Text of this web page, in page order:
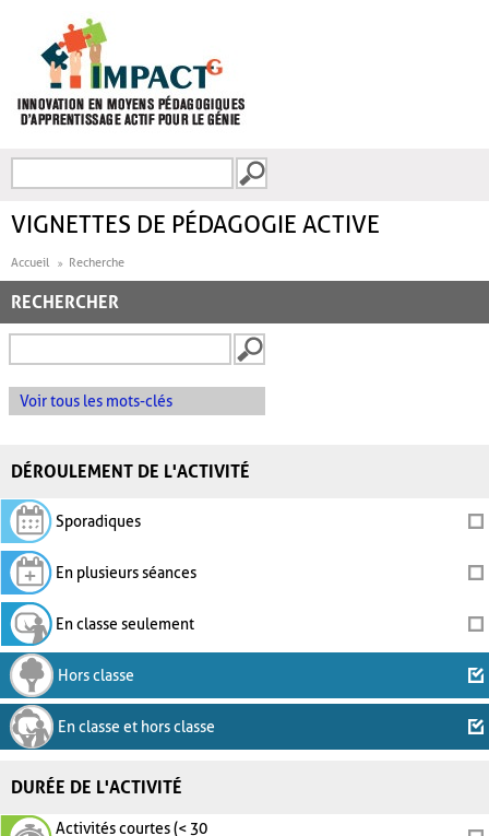
FORMULAIRE DE
VIGNETTES DE PÉDAGOGIE ACTIVE
Accueil Recherche
RECHERCHER
Voir tous les mots-clés
DÉROULEMENT DE L'ACTIVITÉ
Sporadiques
En plusieurs séances
En classe seulement
Hors classe
En classe et hors classe
DURÉE DE L'ACTIVITÉ
Activités courtes (< 30